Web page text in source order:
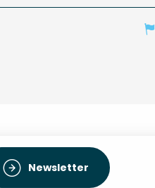
Newsletter